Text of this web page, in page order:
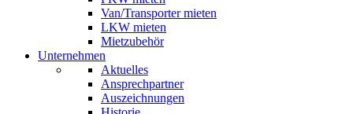
Van/Transporter mieten
LKW mieten
Mietzubehör
Unternehmen
Aktuelles
Ansprechpartner
Auszeichnungen